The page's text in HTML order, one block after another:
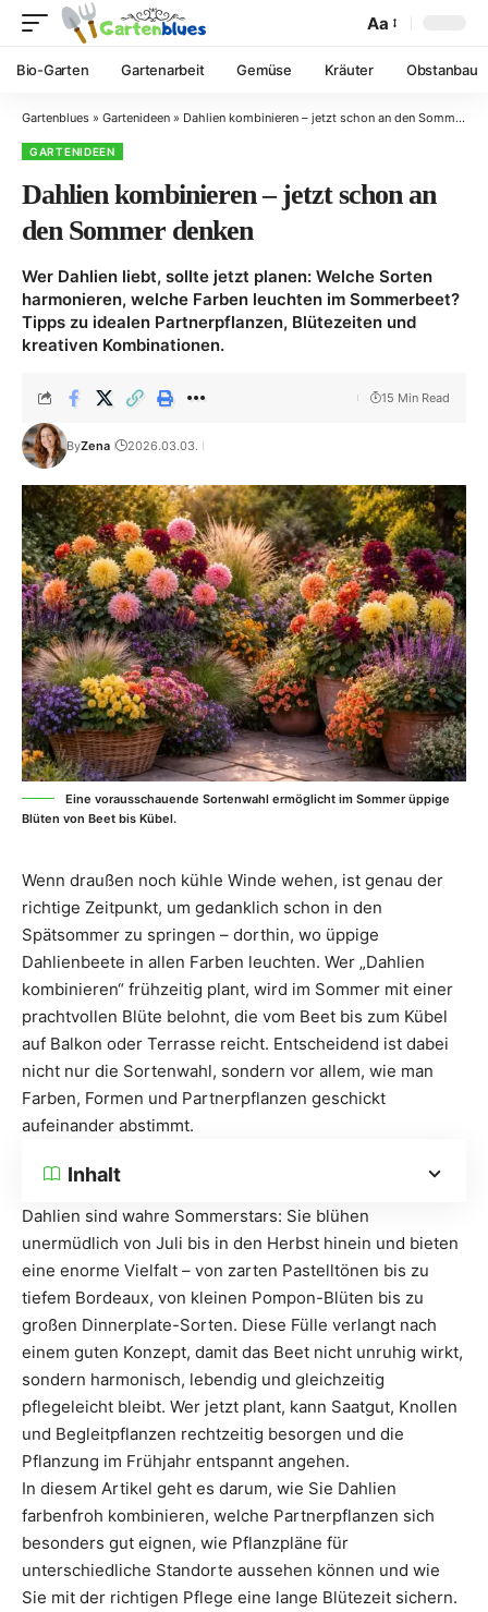
Aa
Bio-Garten Gartenarbeit Gemüse Kräuter Obstanbau
Gartenblues » Gartenideen » Dahlien kombinieren – jetzt schon an den Sommer denken
GARTENIDEEN
Dahlien kombinieren – jetzt schon an
den Sommer denken
Wer Dahlien liebt, sollte jetzt planen: Welche Sorten
harmonieren, welche Farben leuchten im Sommerbeet?
Tipps zu idealen Partnerpflanzen, Blütezeiten und
kreativen Kombinationen.
ByZena 2026.03.03.
15 Min Read
Eine vorausschauende Sortenwahl ermöglicht im Sommer üppige
Blüten von Beet bis Kübel.
Wenn draußen noch kühle Winde wehen, ist genau der
richtige Zeitpunkt, um gedanklich schon in den
Spätsommer zu springen – dorthin, wo üppige
Dahlienbeete in allen Farben leuchten. Wer „Dahlien
kombinieren“ frühzeitig plant, wird im Sommer mit einer
prachtvollen Blüte belohnt, die vom Beet bis zum Kübel
auf Balkon oder Terrasse reicht. Entscheidend ist dabei
nicht nur die Sortenwahl, sondern vor allem, wie man
Farben, Formen und Partnerpflanzen geschickt
aufeinander abstimmt.
Inhalt
Dahlien sind wahre Sommerstars: Sie blühen
unermüdlich von Juli bis in den Herbst hinein und bieten
eine enorme Vielfalt – von zarten Pastelltönen bis zu
tiefem Bordeaux, von kleinen Pompon-Blüten bis zu
großen Dinnerplate-Sorten. Diese Fülle verlangt nach
einem guten Konzept, damit das Beet nicht unruhig wirkt,
sondern harmonisch, lebendig und gleichzeitig
pflegeleicht bleibt. Wer jetzt plant, kann Saatgut, Knollen
und Begleitpflanzen rechtzeitig besorgen und die
Pflanzung im Frühjahr entspannt angehen.
In diesem Artikel geht es darum, wie Sie Dahlien
farbenfroh kombinieren, welche Partnerpflanzen sich
besonders gut eignen, wie Pflanzpläne für
unterschiedliche Standorte aussehen können und wie
Sie mit der richtigen Pflege eine lange Blütezeit sichern.